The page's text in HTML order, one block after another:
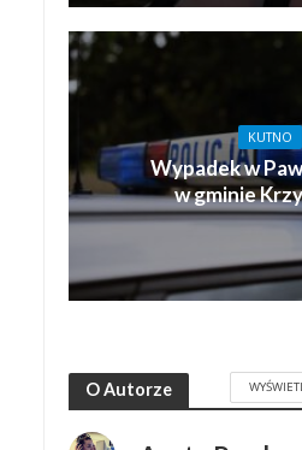
KUTNO
Wypadek w
w gminie
O Autorze